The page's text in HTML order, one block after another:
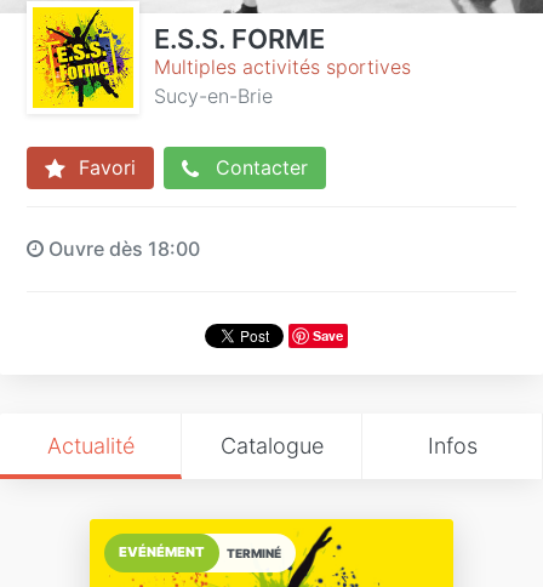
E.S.S. FORME
Multiples activités sportives
Sucy-en-Brie
Favori Contacter
Ouvre dès 18:00
Save
Actualité Catalogue Infos
TERMINÉ
EVÉNÉMENT